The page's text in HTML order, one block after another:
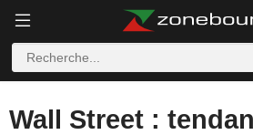
Wall Street :